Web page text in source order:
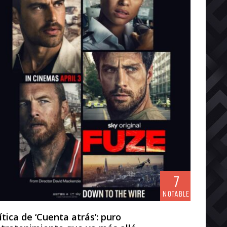
7
NOTABLE
de ‘Cuenta atrás’: puro